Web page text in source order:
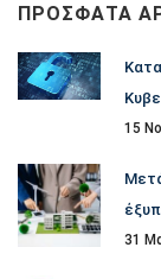
ΠΡΌΣΦΑΤΑ
15
31